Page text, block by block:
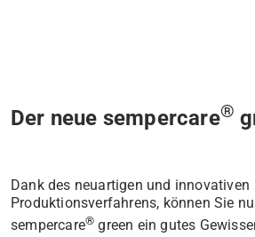
Der neue sempercare®
Dank des neuartigen und innovativen
Produktionsverfahrens, können Sie
sempercare® green ein gutes